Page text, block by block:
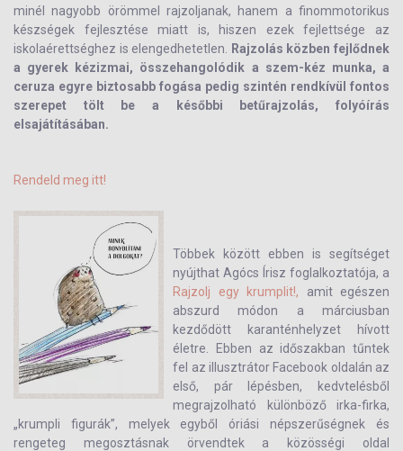
minél nagyobb örömmel rajzoljanak, hanem a finommotorikus
készségek fejlesztése miatt is, hiszen ezek fejlettsége az
iskolaérettséghez is elengedhetetlen.
Rajzolás közben fejlődnek
a gyerek kézizmai, összehangolódik a szem-kéz munka, a
ceruza egyre biztosabb fogása pedig szintén rendkívül fontos
szerepet tölt be a későbbi betűrajzolás, folyóírás
elsajátításában.
Rendeld meg itt!
Többek között ebben is segítséget
nyújthat Agócs Írisz foglalkoztatója, a
Rajzolj egy krumplit!, amit egészen
abszurd módon a márciusban
kezdődött karanténhelyzet hívott
életre. Ebben az időszakban tűntek
fel az illusztrátor Facebook oldalán az
első, pár lépésben, kedvtelésből
megrajzolható különböző irka-firka,
„krumpli figurák”, melyek egyből óriási népszerűségnek és
rengeteg megosztásnak örvendtek a közösségi oldal